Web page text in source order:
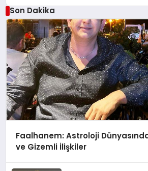
Son Dakika
Faalhanem: Astroloji
ve Gizemli İlişkiler